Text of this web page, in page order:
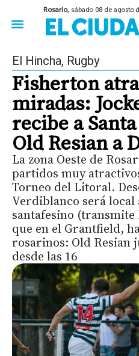
Rosario, sábado 08 de agosto
El Hincha, Rugby
Fisherton
miradas:
recibe a
Old Resian a
La zona Oeste de
partidos muy
Torneo del Litoral.
Verdiblanco será
santafesino
que en el Grantfield,
rosarinos: Old Resian
desde las 16